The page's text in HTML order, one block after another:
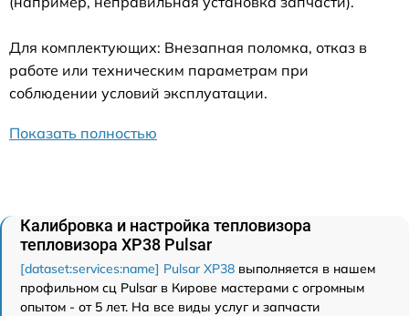
Для комплектующих: Внезапная поломка, отказ в
работе или техническим параметрам при
соблюдении условий эксплуатации.
Показать полностью
Калибровка и настройка тепловизора
тепловизора XP38 Pulsar
[dataset:services:name] Pulsar XP38 выполняется в нашем
профильном сц Pulsar в Кирове мастерами с огромным
опытом - от 5 лет. На все виды услуг и запчасти